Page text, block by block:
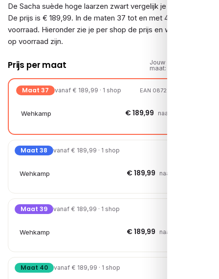
De Sacha suède hoge laarzen zwart vergelijk je bij 1 shop.
De prijs is € 189,99. In de maten 37 tot en met 42 is er
voorraad. Hieronder zie je per shop de prijs en welke maten
op voorraad zijn.
Prijs per maat
Jouw
maat:
Maat 37 vanaf € 189,99 · 1 shop EAN 08720527230880
Wehkamp € 189,99 naar shop →
Maat 38 vanaf € 189,99 · 1 shop
Wehkamp € 189,99 naar shop →
Maat 39 vanaf € 189,99 · 1 shop
Wehkamp € 189,99 naar shop →
Maat 40 vanaf € 189,99 · 1 shop